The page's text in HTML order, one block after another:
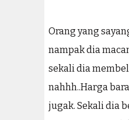
Orang yang
nampak dia
sekali dia
nahhh..Harga
jugak. Sekali dia